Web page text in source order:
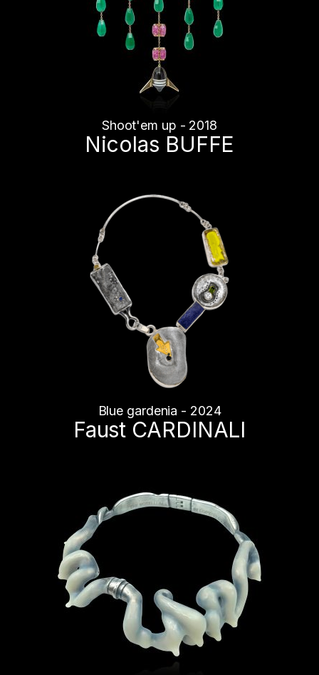
Shoot'em up - 2018
Nicolas BUFFE
Blue gardenia - 2024
Faust CARDINALI